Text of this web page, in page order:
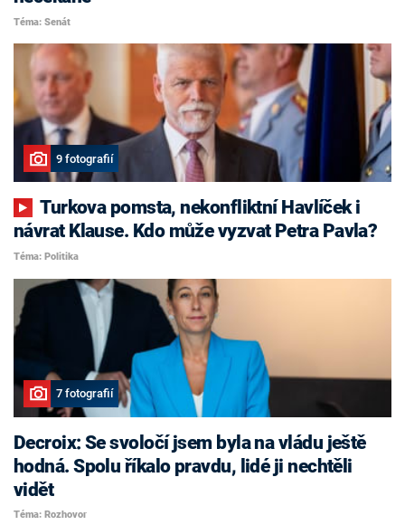
Téma: Senát
9 fotografií
Turkova pomsta, nekonfliktní Havlíček i
návrat Klause. Kdo může vyzvat Petra Pavla?
Téma: Politika
7 fotografií
Decroix: Se svoločí jsem byla na vládu ještě
hodná. Spolu říkalo pravdu, lidé ji nechtěli
vidět
Téma: Rozhovor